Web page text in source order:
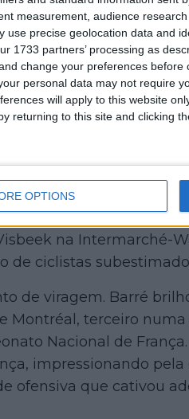
measurement, audience
use precise geolocation data and
1733 partners’ processing as
change your preferences before
personal data may not require
will apply to this website
returning to this site and clicking
OPTIONS
destaque no pelotão
durante muito tempo
duas épocas
em terreno
em 2022, Barré
na Intermarché-
de ciclistas
de viragem. Barré
Montréal, terceiro
Nacional de
impressionando pela
ofensiva que cativou